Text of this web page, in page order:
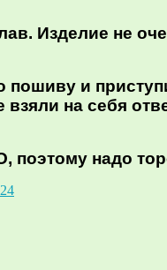
Изделие не
и
взяли на себя
поэтому надо